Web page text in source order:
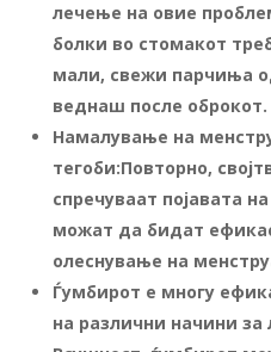
лечење на овие
болки во стомакот
мали, свежи парчиња
веднаш после оброкот.
Намалување на
тегоби:Повторно,
спречуваат појавата
можат да бидат
олеснување на
Ѓумбирот е многу
на различни начини